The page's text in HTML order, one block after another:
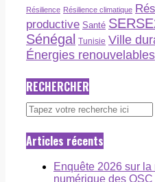
Résilience Résilience climatique
productive Santé
Sénégal Tunisie Ville
Énergies renouvelables
RECHERCHER
Articles récents
Enquête 2026 sur la
numérique des